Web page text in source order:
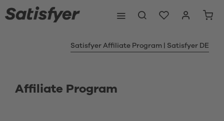
Satisfyer Affiliate Program | Satisfyer DE
Affiliate Program